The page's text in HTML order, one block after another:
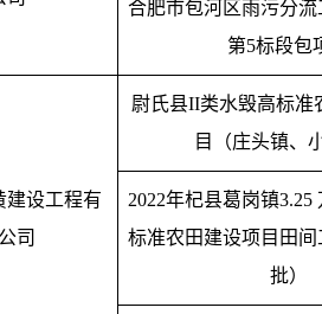
合肥市包河区雨污分
第5标段包
建设工程有
司
尉氏县II类水毁高标准
目（庄头镇、
2022年杞县葛岗镇3.25
标准农田建设项目田
批）